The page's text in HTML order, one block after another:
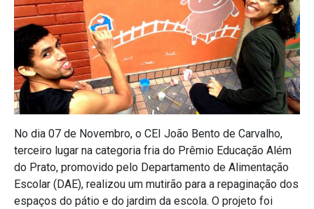
No dia 07 de Novembro, o CEI João Bento de Carvalho,
terceiro lugar na categoria fria do Prêmio Educação Além
do Prato, promovido pelo Departamento de Alimentação
Escolar (DAE), realizou um mutirão para a repaginação dos
espaços do pátio e do jardim da escola. O projeto foi